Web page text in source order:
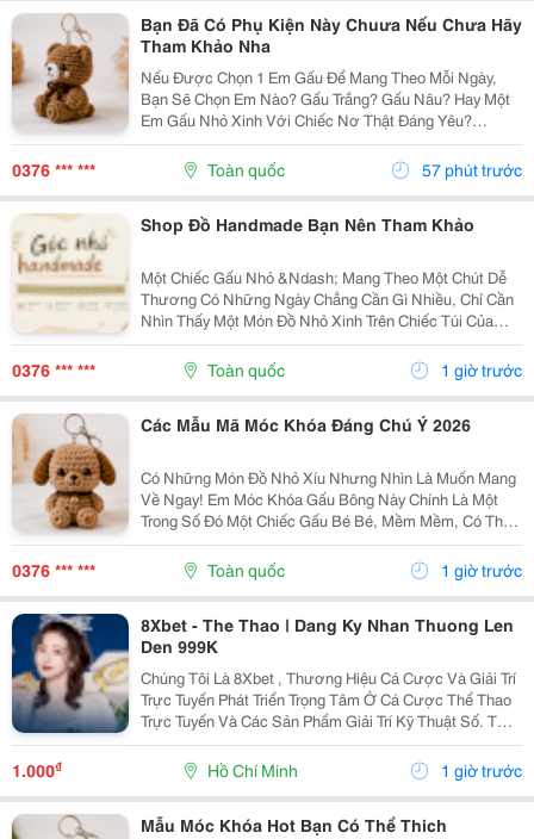
Bạn Đã Có Phụ Kiện Này Chuưa Nếu Chưa Hãy
Tham Khảo Nha
Nếu Được Chọn 1 Em Gấu Để Mang Theo Mỗi Ngày,
Bạn Sẽ Chọn Em Nào? Gấu Trắng? Gấu Nâu? Hay Một
Em Gấu Nhỏ Xinh Với Chiếc Nơ Thật Đáng Yêu?
Những Chiếc Móc Khóa Gấu Bông Không Chỉ Là Phụ
Kiện Treo Túi Mà Còn Là Một Cách Để Bạn Thêm Chút
Cá Tính Vào...
0376 *** *** Toàn quốc 57 phút trước
Shop Đồ Handmade Bạn Nên Tham Khảo
Một Chiếc Gấu Nhỏ &Ndash; Mang Theo Một Chút Dễ
Thương Có Những Ngày Chẳng Cần Gì Nhiều, Chỉ Cần
Nhìn Thấy Một Món Đồ Nhỏ Xinh Trên Chiếc Túi Của
Mình Cũng Đủ Thấy Vui Rồi Những Em Móc Khóa Gấu
Bông Được Làm Với Kiểu Dáng Đáng Yêu, Nhỏ Gọn,
Thích...
0376 *** *** Toàn quốc 1 giờ trước
Các Mẫu Mã Móc Khóa Đáng Chú Ý 2026
Có Những Món Đồ Nhỏ Xíu Nhưng Nhìn Là Muốn Mang
Về Ngay! Em Móc Khóa Gấu Bông Này Chính Là Một
Trong Số Đó Một Chiếc Gấu Bé Bé, Mềm Mềm, Có Thể
Treo Trên Balo, Túi Xách Hay Chìa Khóa. Mỗi Lần Nhìn
Thấy Lại Thấy Chiếc Túi Của Mình Đáng Yêu Hơn Một...
0376 *** *** Toàn quốc 1 giờ trước
8Xbet - The Thao | Dang Ky Nhan Thuong Len
Den 999K
Chúng Tôi Là 8Xbet , Thương Hiệu Cá Cược Và Giải Trí
Trực Tuyến Phát Triển Trọng Tâm Ở Cá Cược Thể Thao
Trực Tuyến Và Các Sản Phẩm Giải Trí Kỹ Thuật Số. Từ
Năm 2024, 8Xbet Trở Thành Đối Tác Cá Cược Chính
Thức Tại Khu Vực Châu Á &Ndash; Thái Bình...
1.000₫ Hồ Chí Minh 1 giờ trước
Mẫu Móc Khóa Hot Bạn Có Thể Thich